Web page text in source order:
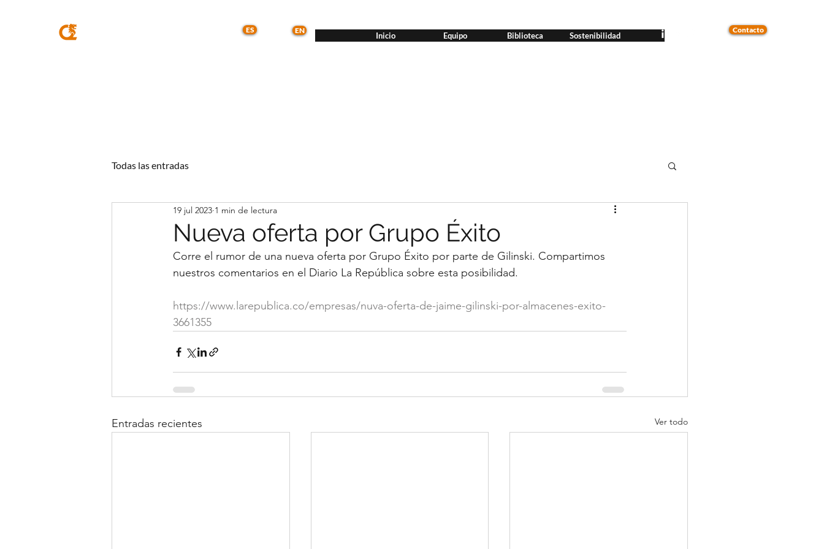
ES EN
Inicio Equipo Biblioteca Sostenibilidad
Contacto
Todas las entradas
Nueva oferta por Grupo Éxito
19 jul 2023 1 min de lectura
Corre el rumor de una nueva oferta por Grupo Éxito por parte de Gilinski. Compartimos
nuestros comentarios en el Diario La República sobre esta posibilidad.
https://www.larepublica.co/empresas/nuva-oferta-de-jaime-gilinski-por-almacenes-exito-
3661355
Entradas recientes Ver todo